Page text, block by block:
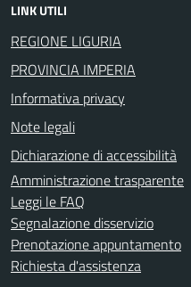
LINK UTILI
REGIONE LIGURIA
PROVINCIA IMPERIA
Informativa privacy
Note legali
Dichiarazione di accessibilità
Amministrazione trasparente
Leggi le FAQ
Segnalazione disservizio
Prenotazione appuntamento
Richiesta d'assistenza